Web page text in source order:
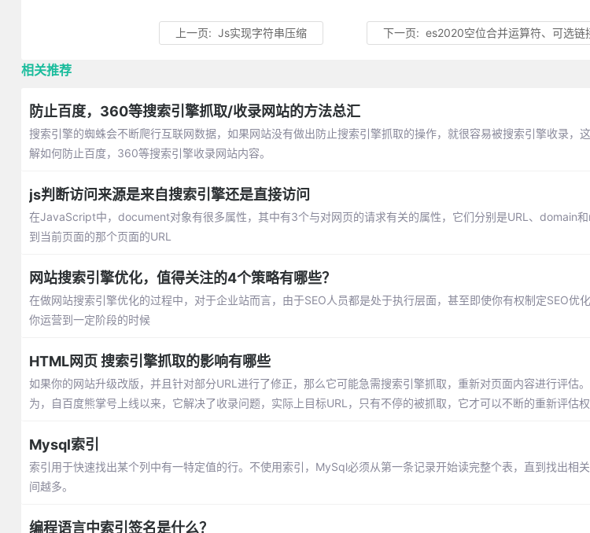
上一页:Js实现字符串压缩 下一页:es2020空位合并运算符、可选链
相关推荐
防止百度，360等搜索引擎抓取/收录网站的方法总汇
搜索引擎的蜘蛛会不断爬行互联网数据，如果网站没有做出防止搜索引擎抓取的操作，就很容易被搜索引擎收录，
解如何防止百度，360等搜索引擎收录网站内容。
js判断访问来源是来自搜索引擎还是直接访问
在JavaScript中，document对象有很多属性，其中有3个与对网页的请求有关的属性，它们分别是URL、domain
到当前页面的那个页面的URL
网站搜索引擎优化，值得关注的4个策略有哪些？
在做网站搜索引擎优化的过程中，对于企业站而言，由于SEO人员都是处于执行层面，甚至即使你有权制定SEO优
你运营到一定阶段的时候
HTML网页 搜索引擎抓取的影响有哪些
如果你的网站升级改版，并且针对部分URL进行了修正，那么它可能急需搜索引擎抓取，重新对页面内容进行评估
为，自百度熊掌号上线以来，它解决了收录问题，实际上目标URL，只有不停的被抓取，它才可以不断的重新评估
Mysql索引
索引用于快速找出某个列中有一特定值的行。不使用索引，MySql必须从第一条记录开始读完整个表，直到找出相
间越多。
编程语言中索引签名是什么？